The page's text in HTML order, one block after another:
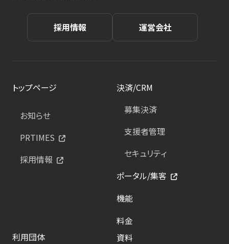
採用情報 運営会社
トップページ
お知らせ
PRTIMES
採用情報
決済/CRM
募集決済
支援者管理
セキュリティ
ポータル/集客
機能
料金
利用団体
資料